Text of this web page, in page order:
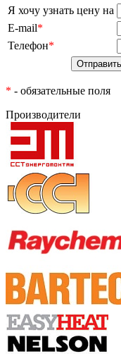
Я хочу узнать цену на
E-mail*
Телефон*
* - обязательные поля
Производители